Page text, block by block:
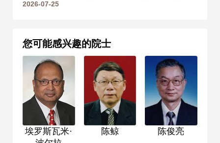
2026-07-25
您可能感兴趣的院士
埃罗斯瓦米·
陈鲸 陈俊亮